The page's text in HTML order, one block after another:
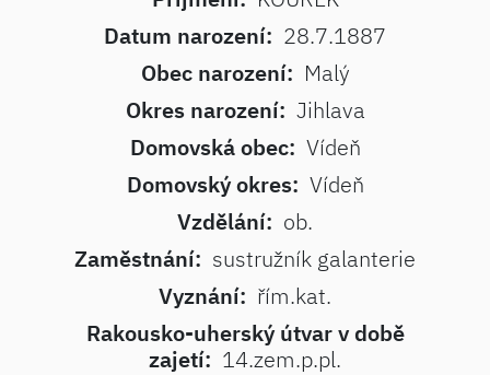
Datum narození: 28.7.1887
Obec narození: Malý
Okres narození: Jihlava
Domovská obec: Vídeň
Domovský okres: Vídeň
Vzdělání: ob.
Zaměstnání: sustružník galanterie
Vyznání: řím.kat.
Rakousko-uherský útvar v době
zajetí: 14.zem.p.pl.